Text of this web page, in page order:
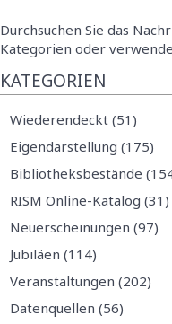
Durchsuchen Sie das
Kategorien oder
KATEGORIEN
Wiederendeckt (51)
Eigendarstellung (175)
Bibliotheksbestände
RISM Online-Katalog (31)
Neuerscheinungen (97)
Jubiläen (114)
Veranstaltungen (202)
Datenquellen (56)